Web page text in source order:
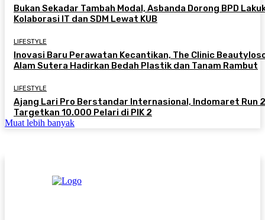
Bukan Sekadar Tambah Modal, Asbanda Dorong BPD
Kolaborasi IT dan SDM Lewat KUB
LIFESTYLE
Inovasi Baru Perawatan Kecantikan, The Clinic
Alam Sutera Hadirkan Bedah Plastik dan Tanam Rambut
LIFESTYLE
Ajang Lari Pro Berstandar Internasional, Indomaret Run
Targetkan 10.000 Pelari di PIK 2
Muat lebih banyak